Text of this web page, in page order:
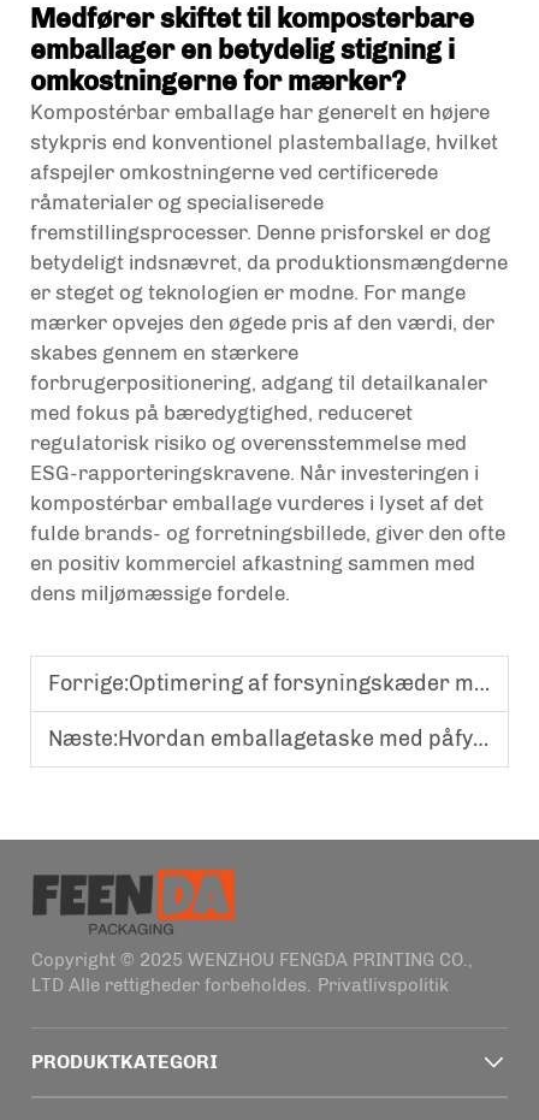
Medfører skiftet til komposterbare
emballager en betydelig stigning i
omkostningerne for mærker?
Kompostérbar emballage har generelt en højere
stykpris end konventionel plastemballage, hvilket
afspejler omkostningerne ved certificerede
råmaterialer og specialiserede
fremstillingsprocesser. Denne prisforskel er dog
betydeligt indsnævret, da produktionsmængderne
er steget og teknologien er modne. For mange
mærker opvejes den øgede pris af den værdi, der
skabes gennem en stærkere
forbrugerpositionering, adgang til detailkanaler
med fokus på bæredygtighed, reduceret
regulatorisk risiko og overensstemmelse med
ESG-rapporteringskravene. Når investeringen i
kompostérbar emballage vurderes i lyset af det
fulde brands- og forretningsbillede, giver den ofte
en positiv kommerciel afkastning sammen med
dens miljømæssige fordele.
Forrige:Optimering af forsyningskæder med letvægts, højhastighedsfyldelige spidsposer i poseformat.
Næste:Hvordan emballagetaske med påfyldningsdyse forbedrer dosering og opbevaring af væskeprodukter
Copyright © 2025 WENZHOU FENGDA PRINTING CO.,
LTD Alle rettigheder forbeholdes. Privatlivspolitik
PRODUKTKATEGORI